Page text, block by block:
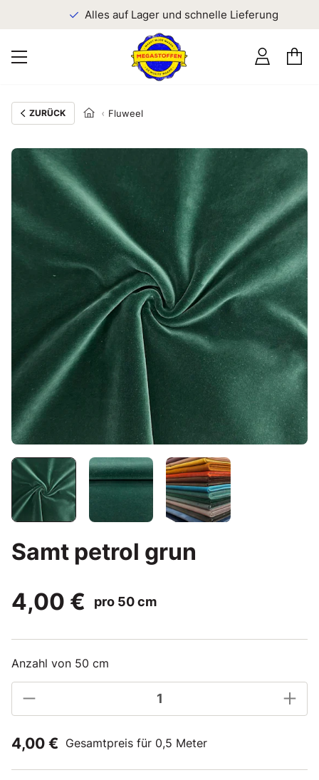
Alles auf Lager und schnelle Lieferung
ZURÜCK Fluweel
Samt petrol grun
4,00 €
pro 50 cm
Anzahl von 50 cm
4,00 € Gesamtpreis für 0,5 Meter